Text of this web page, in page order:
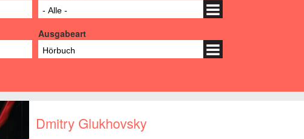
- Alle -
Ausgabeart
Hörbuch
Dmitry Glukhovsky